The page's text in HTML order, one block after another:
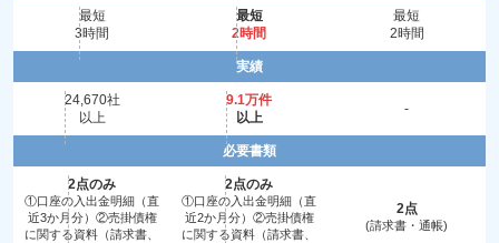
最短
3時間
最短
2時間
最短
2時間
実績
24,670社
以上
9.1万件
以上
‐
必要書類
2点のみ
①口座の入出金明細（直
近3か月分）②売掛債権
に関する資料（請求書、
2点のみ
①口座の入出金明細（直
近2か月分）②売掛債権
に関する資料（請求書、
2点
(請求書・通帳)